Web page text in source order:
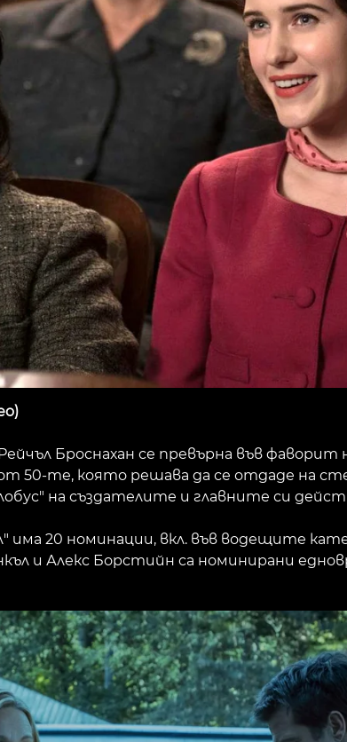
Броснахан се превърна във
50-те, която решава да се отдаде на
на създателите и главните си
има 20 номинации, вкл. във водещите
и Алекс Борстийн са номинирани